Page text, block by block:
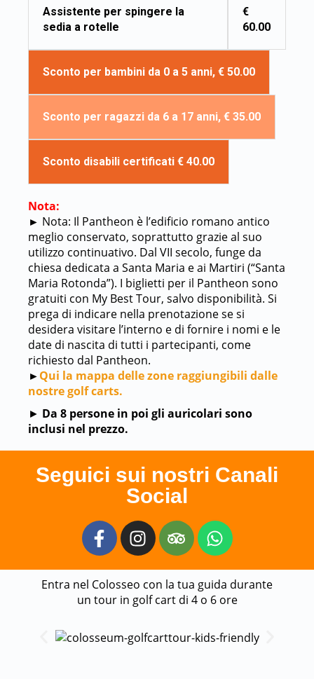
Assistente per spingere la
sedia a rotelle
€
60.00
Sconto per bambini da 0 a 5 anni, € 50.00
Sconto per ragazzi da 6 a 17 anni, € 35.00
Sconto disabili certificati € 40.00
Nota:
► Nota: Il Pantheon è l’edificio romano antico
meglio conservato, soprattutto grazie al suo
utilizzo continuativo. Dal VII secolo, funge da
chiesa dedicata a Santa Maria e ai Martiri (“Santa
Maria Rotonda”). I biglietti per il Pantheon sono
gratuiti con My Best Tour, salvo disponibilità. Si
prega di indicare nella prenotazione se si
desidera visitare l’interno e di fornire i nomi e le
date di nascita di tutti i partecipanti, come
richiesto dal Pantheon.
►Qui la mappa delle zone raggiungibili dalle
nostre golf carts.
► Da 8 persone in poi gli auricolari sono
inclusi nel prezzo.
Seguici sui nostri Canali
Social
Entra nel Colosseo con la tua guida durante
un tour in golf cart di 4 o 6 ore